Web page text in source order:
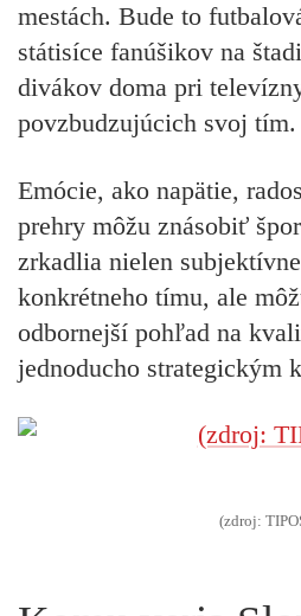
mestách. Bude to
státisíce fanúšikov na
divákov doma pri
povzbudzujúcich svoj tím.
Emócie, ako napätie,
prehry môžu znásobiť
zrkadlia nielen
konkrétneho tímu, ale
odbornejší pohľad na
jednoducho strategickým
(zdroj: